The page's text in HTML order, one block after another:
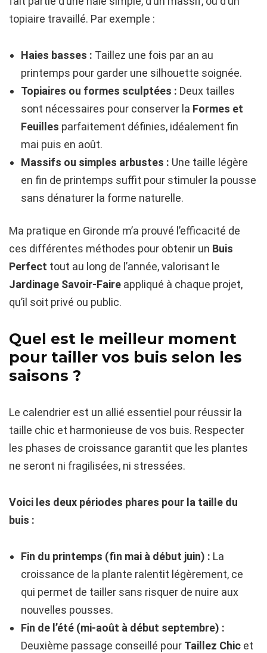
topiaire travaillé. Par exemple :
Haies basses : Taillez une fois par an au
printemps pour garder une silhouette soignée.
Topiaires ou formes sculptées : Deux tailles
sont nécessaires pour conserver la Formes et
Feuilles parfaitement définies, idéalement fin
mai puis en août.
Massifs ou simples arbustes : Une taille légère
en fin de printemps suffit pour stimuler la pousse
sans dénaturer la forme naturelle.
Ma pratique en Gironde m’a prouvé l’efficacité de
ces différentes méthodes pour obtenir un Buis
Perfect tout au long de l’année, valorisant le
Jardinage Savoir-Faire appliqué à chaque projet,
qu’il soit privé ou public.
Quel est le meilleur moment
pour tailler vos buis selon les
saisons ?
Le calendrier est un allié essentiel pour réussir la
taille chic et harmonieuse de vos buis. Respecter
les phases de croissance garantit que les plantes
ne seront ni fragilisées, ni stressées.
Voici les deux périodes phares pour la taille du
buis :
Fin du printemps (fin mai à début juin) : La
croissance de la plante ralentit légèrement, ce
qui permet de tailler sans risquer de nuire aux
nouvelles pousses.
Fin de l’été (mi-août à début septembre) :
Deuxième passage conseillé pour Taillez Chic et